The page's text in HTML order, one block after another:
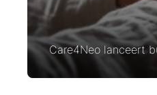
Care4Neo lanceert